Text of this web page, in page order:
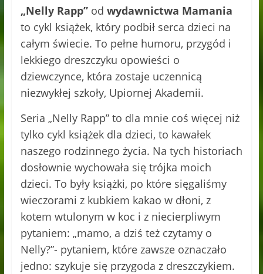
„Nelly Rapp” od wydawnictwa Mamania
to cykl książek, który podbił serca dzieci na
całym świecie. To pełne humoru, przygód i
lekkiego dreszczyku opowieści o
dziewczynce, która zostaje uczennicą
niezwykłej szkoły, Upiornej Akademii.
Seria „Nelly Rapp” to dla mnie coś więcej niż
tylko cykl książek dla dzieci, to kawałek
naszego rodzinnego życia. Na tych historiach
dosłownie wychowała się trójka moich
dzieci. To były książki, po które sięgaliśmy
wieczorami z kubkiem kakao w dłoni, z
kotem wtulonym w koc i z niecierpliwym
pytaniem: „mamo, a dziś też czytamy o
Nelly?”- pytaniem, które zawsze oznaczało
jedno: szykuje się przygoda z dreszczykiem.